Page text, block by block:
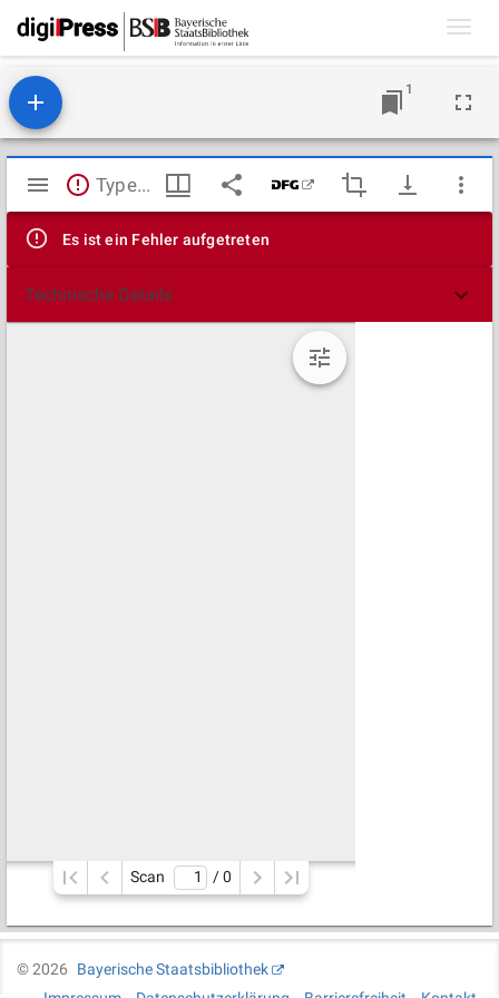
1
Mirador
Viewer
TypeError: Failed to fetch
Es ist ein Fehler aufgetreten
Technische Details
Scan / 0
©2026
Bayerische Staatsbibliothek